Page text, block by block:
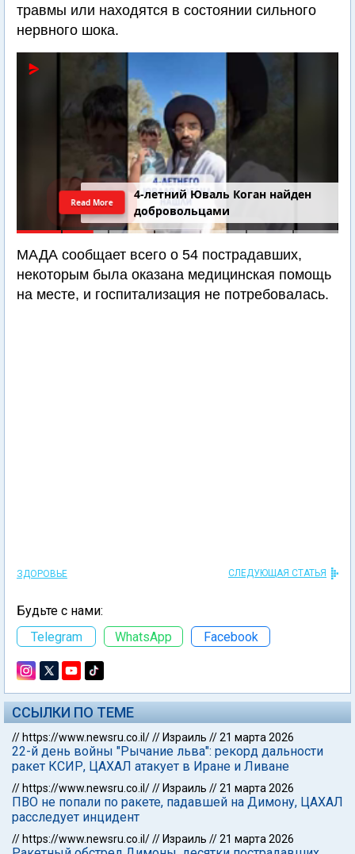
травмы или находятся в состоянии сильного
нервного шока.
4-летний Юваль Коган найден
добровольцами
Read More
МАДА сообщает всего о 54 пострадавших,
некоторым была оказана медицинская помощь
на месте, и госпитализация не потребовалась.
ЗДОРОВЬЕ СЛЕДУЮЩАЯ СТАТЬЯ
Будьте с нами:
Telegram
WhatsApp Facebook
ССЫЛКИ ПО ТЕМЕ
// https://www.newsru.co.il/// Израиль //21 марта 2026
22-й день войны "Рычание льва": рекорд дальности
ракет КСИР, ЦАХАЛ атакует в Иране и Ливане
// https://www.newsru.co.il/// Израиль //21 марта 2026
ПВО не попали по ракете, падавшей на Димону, ЦАХАЛ
расследует инцидент
// https://www.newsru.co.il/// Израиль //21 марта 2026